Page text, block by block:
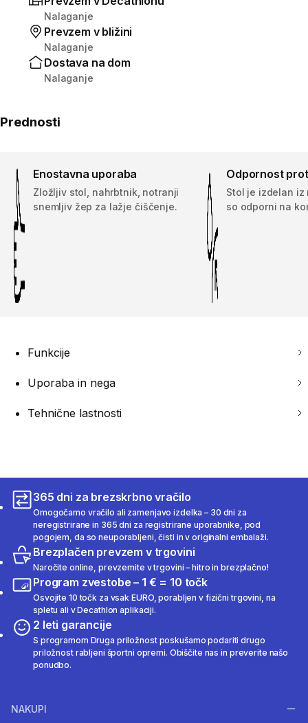
Nalaganje
Prevzem v bližini
Nalaganje
Dostava na dom
Nalaganje
Prednosti
Enostavna uporaba
Zložljiv stol, nahrbtnik, notranji
snemljiv žep za lažje čiščenje.
Odpornost
Stol je izdelan iz
so odporni na
Funkcije
Uporaba in nega
Tehnične lastnosti
365 dni za brezskrbno vračilo
Omogočamo vračilo ali zamenjavo izdelka – 30 dni za
neregistrirane in 365 dni za registrirane uporabnike, pod
pogojem, da so neuporabljeni, čisti in v originalni embalaži.
Brezplačen prevzem v trgovini
Naročite online, prevzemite v trgovini – hitro in brezplačno!
Program zvestobe – 1 € = 10 točk
Osvojite 10 točk za vsak EURO, porabljen v fizični trgovini, na
spletu ali v Decathlon aplikaciji.
2 leti garancije
S programom Druga priložnost poskušamo podariti drugo
priložnost rabljeni športni opremi. Obiščite nas in preverite našo
ponudbo.
NAKUPI